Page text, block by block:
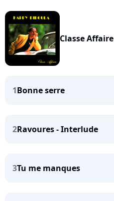
Classe Affaire
1Bonne serre
2Ravoures - Interlude
3Tu me manques